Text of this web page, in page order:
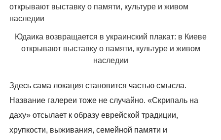
Юдаика возвращается в украинский плакат: в Киеве
открывают выставку о памяти, культуре и живом
наследии
Здесь сама локация становится частью смысла.
Название галереи тоже не случайно. «Скрипаль на
даху» отсылает к образу еврейской традиции,
хрупкости, выживания, семейной памяти и